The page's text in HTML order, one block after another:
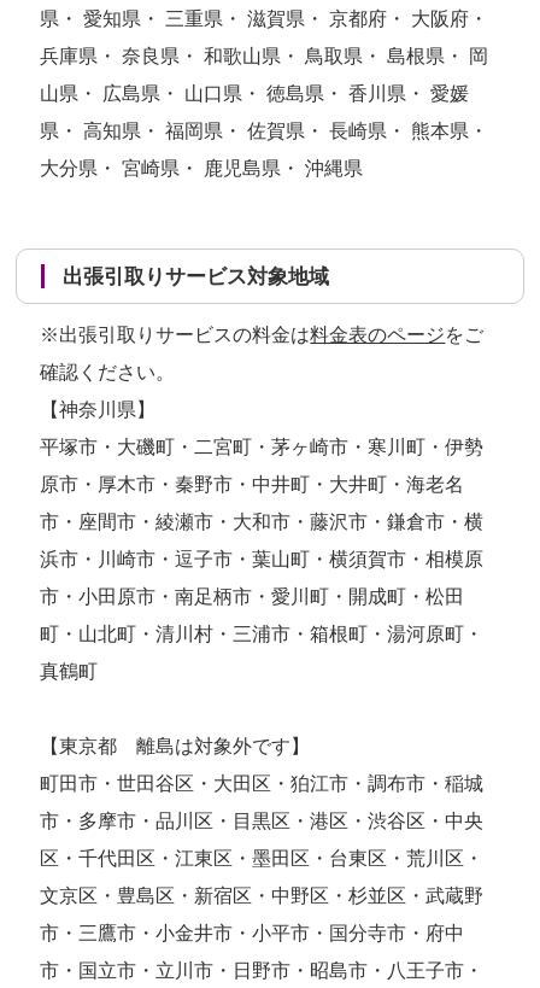
県・ 愛知県・ 三重県・ 滋賀県・ 京都府・ 大阪府・
兵庫県・ 奈良県・ 和歌山県・ 鳥取県・ 島根県・ 岡
山県・ 広島県・ 山口県・ 徳島県・ 香川県・ 愛媛
県・ 高知県・ 福岡県・ 佐賀県・ 長崎県・ 熊本県・
大分県・ 宮崎県・ 鹿児島県・ 沖縄県
出張引取りサービス対象地域
※出張引取りサービスの料金は料金表のページをご
確認ください。
【神奈川県】
平塚市・大磯町・二宮町・茅ヶ崎市・寒川町・伊勢
原市・厚木市・秦野市・中井町・大井町・海老名
市・座間市・綾瀬市・大和市・藤沢市・鎌倉市・横
浜市・川崎市・逗子市・葉山町・横須賀市・相模原
市・小田原市・南足柄市・愛川町・開成町・松田
町・山北町・清川村・三浦市・箱根町・湯河原町・
真鶴町
【東京都 離島は対象外です】
町田市・世田谷区・大田区・狛江市・調布市・稲城
市・多摩市・品川区・目黒区・港区・渋谷区・中央
区・千代田区・江東区・墨田区・台東区・荒川区・
文京区・豊島区・新宿区・中野区・杉並区・武蔵野
市・三鷹市・小金井市・小平市・国分寺市・府中
市・国立市・立川市・日野市・昭島市・八王子市・